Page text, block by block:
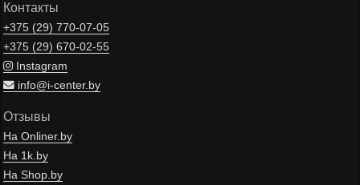
Контакты
+375 (29)770-07-05
+375 (29)670-02-55
Instagram
info@i-center.by
Отзывы
На Onliner.by
На 1k.by
На Shop.by